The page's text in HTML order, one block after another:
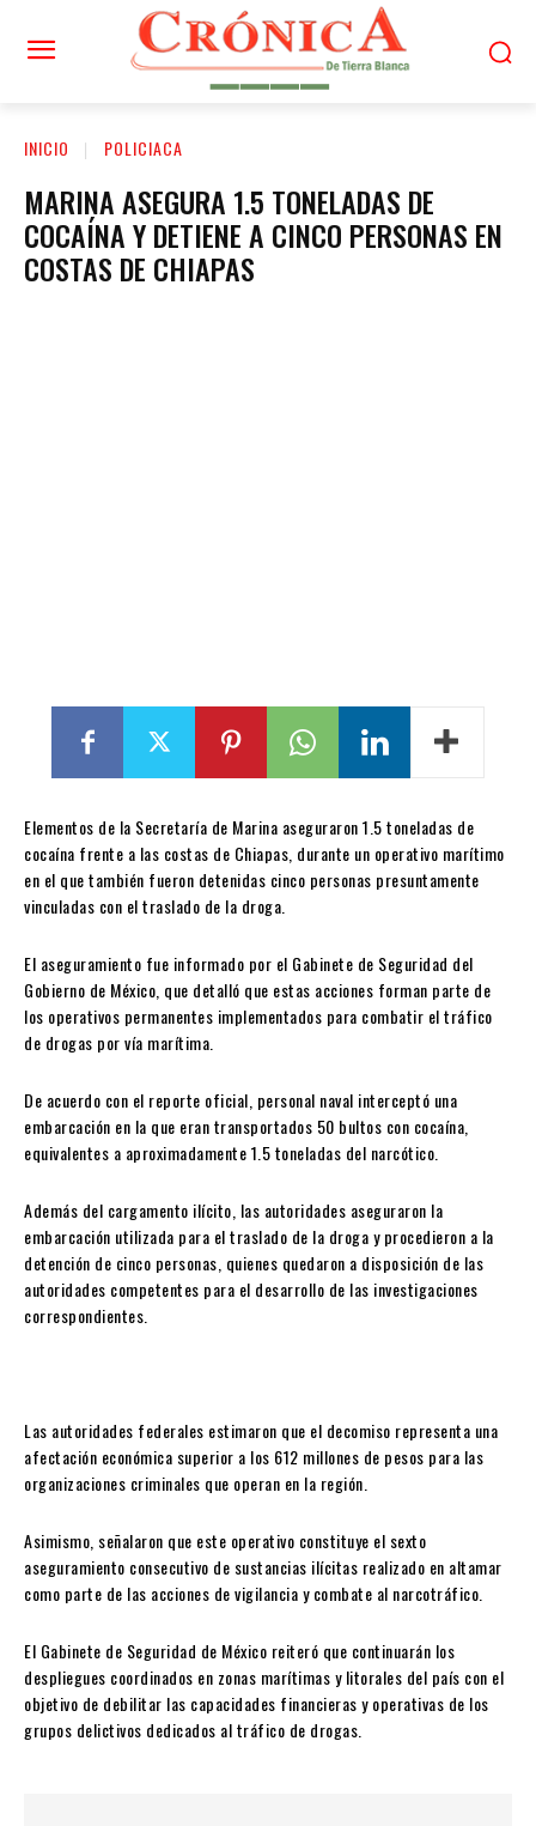
INICIO POLICIACA
MARINA ASEGURA 1.5 TONELADAS DE
COCAÍNA Y DETIENE A CINCO PERSONAS EN
COSTAS DE CHIAPAS
Elementos de la Secretaría de Marina aseguraron 1.5 toneladas de
cocaína frente a las costas de Chiapas , durante un operativo marítimo
en el que también fueron detenidas cinco personas presuntamente
vinculadas con el traslado de la droga.
El aseguramiento fue informado por el Gabinete de Seguridad del
Gobierno de México, que detalló que estas acciones forman parte de
los operativos permanentes implementados para combatir el tráfico
de drogas por vía marítima.
De acuerdo con el reporte oficial, personal naval interceptó una
embarcación en la que eran transportados 50 bultos con cocaína,
equivalentes a aproximadamente 1.5 toneladas del narcótico.
Además del cargamento ilícito, las autoridades aseguraron la
embarcación utilizada para el traslado de la droga y procedieron a la
detención de cinco personas, quienes quedaron a disposición de las
autoridades competentes para el desarrollo de las investigaciones
correspondientes.
Las autoridades federales estimaron que el decomiso representa una
afectación económica superior a los 612 millones de pesos para las
organizaciones criminales que operan en la región.
Asimismo, señalaron que este operativo constituye el sexto
aseguramiento consecutivo de sustancias ilícitas realizado en altamar
como parte de las acciones de vigilancia y combate al narcotráfico.
El Gabinete de Seguridad de México reiteró que continuarán los
despliegues coordinados en zonas marítimas y litorales del país con el
objetivo de debilitar las capacidades financieras y operativas de los
grupos delictivos dedicados al tráfico de drogas.